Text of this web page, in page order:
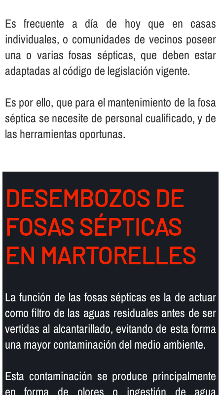
Es frecuente a dí­a de hoy que en casas
individuales, o comunidades de vecinos poseer
una o varias fosas sépticas, que deben estar
adaptadas al código de legislación vigente.
Es por ello, que para el mantenimiento de la fosa
séptica se necesite de personal cualificado, y de
las herramientas oportunas.
DESEMBOZOS DE
FOSAS SÉPTICAS
EN MARTORELLES
La función de las fosas sépticas es la de actuar
como filtro de las aguas residuales antes de ser
vertidas al alcantarillado, evitando de esta forma
una mayor contaminación del medio ambiente.
Esta contaminación se produce principalmente
en forma de olores o ingestión de agua